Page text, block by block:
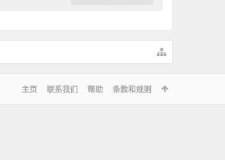
主页 联系我们 帮助 条款和规则